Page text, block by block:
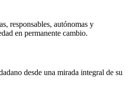
responsables, autónomas y
en permanente cambio.
desde una mirada integral de su